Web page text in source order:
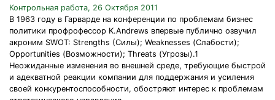
Контрольная работа, 26 Октября 2011
В 1963 году в Гарварде на конференции по проблемам бизнес
политики профрофессор K.Andrews впервые публично озвучил
акроним SWOT: Strengths (Cилы); Weaknesses (Слабости);
Opportunities (Возможности); Threats (Угрозы).1
Неожиданные изменения во внешней среде, требующие быстрой
и адекватной реакции компании для поддержания и усиления
своей конкурентоспособности, обостряют интерес к проблемам